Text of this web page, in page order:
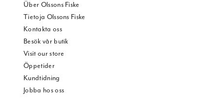
Über Olssons Fiske
Tietoja Olssons Fiske
Kontakta oss
Besök vår butik
Visit our store
Öppetider
Kundtidning
Jobba hos oss